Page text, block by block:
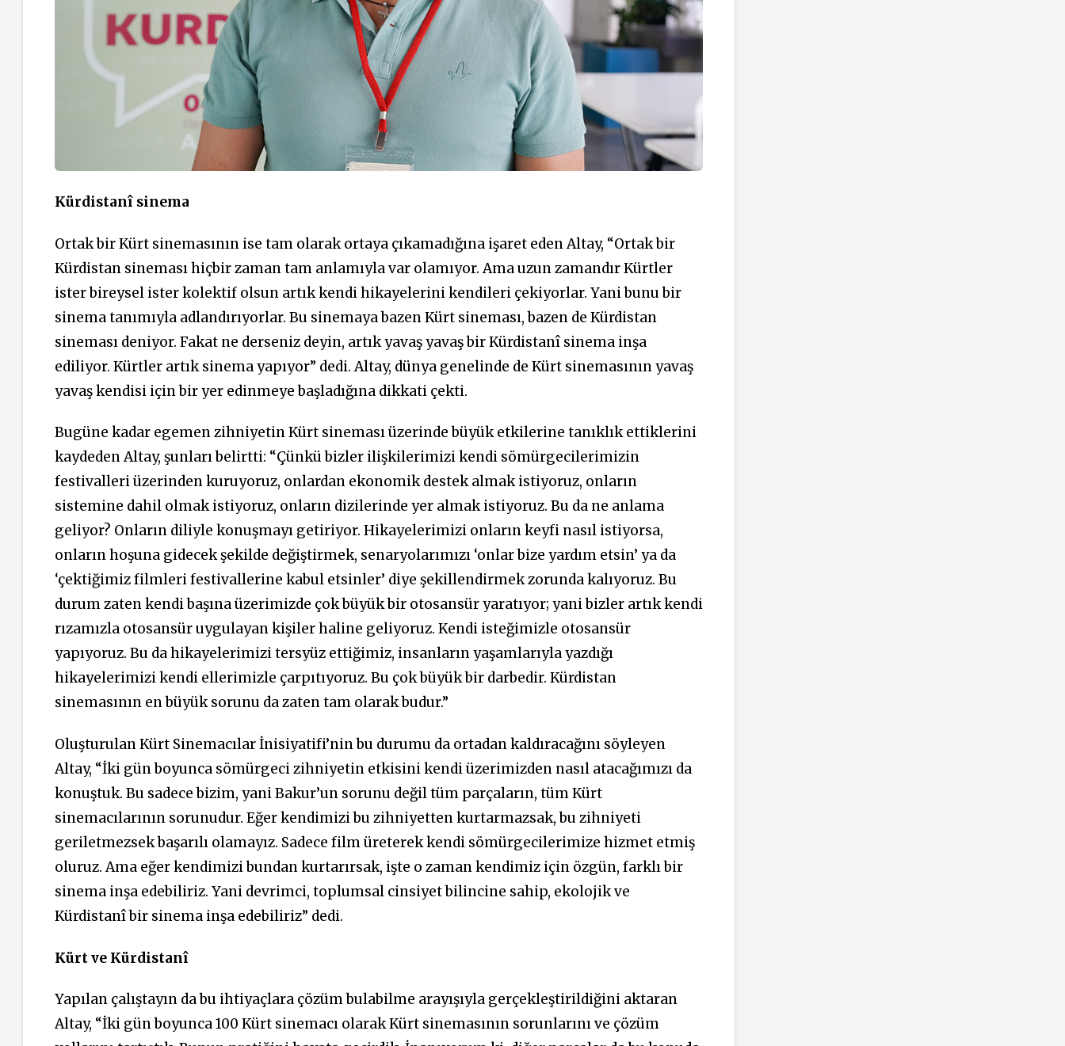
Kürdistanî sinema
Ortak bir Kürt sinemasının ise tam olarak ortaya çıkamadığına işaret eden Altay, “Ortak bir
Kürdistan sineması hiçbir zaman tam anlamıyla var olamıyor. Ama uzun zamandır Kürtler
ister bireysel ister kolektif olsun artık kendi hikayelerini kendileri çekiyorlar. Yani bunu bir
sinema tanımıyla adlandırıyorlar. Bu sinemaya bazen Kürt sineması, bazen de Kürdistan
sineması deniyor. Fakat ne derseniz deyin, artık yavaş yavaş birKürdistanî sinema inşa
ediliyor. Kürtler artık sinema yapıyor” dedi. Altay, dünya genelinde de Kürt sinemasının yavaş
yavaş kendisi için bir yer edinmeye başladığına dikkati çekti.
Bugüne kadar egemen zihniyetin Kürt sineması üzerinde büyük etkilerine tanıklık ettiklerini
kaydeden Altay, şunları belirtti: “Çünkü bizler ilişkilerimizi kendi sömürgecilerimizin
festivalleri üzerinden kuruyoruz, onlardan ekonomik destek almak istiyoruz, onların
sistemine dahil olmak istiyoruz, onların dizilerinde yer almak istiyoruz. Bu da ne anlama
geliyor? Onların diliyle konuşmayı getiriyor. Hikayelerimizi onların keyfi nasıl istiyorsa,
onların hoşuna gidecek şekilde değiştirmek, senaryolarımızı ‘onlar bize yardım etsin’ ya da
‘çektiğimiz filmleri festivallerine kabul etsinler’ diye şekillendirmek zorunda kalıyoruz. Bu
durum zaten kendi başına üzerimizde çok büyük bir otosansür yaratıyor; yani bizler artık kendi
rızamızla otosansür uygulayan kişiler haline geliyoruz. Kendi isteğimizle otosansür
yapıyoruz. Bu da hikayelerimizi tersyüz ettiğimiz, insanların yaşamlarıyla yazdığı
hikayelerimizi kendi ellerimizle çarpıtıyoruz. Bu çok büyük bir darbedir. Kürdistan
sinemasının en büyük sorunu da zaten tam olarak budur.”
Oluşturulan Kürt Sinemacılar İnisiyatifi’nin bu durumu da ortadan kaldıracağını söyleyen
Altay, “İki gün boyunca sömürgeci zihniyetin etkisini kendi üzerimizden nasıl atacağımızı da
konuştuk. Bu sadece bizim, yani Bakur’un sorunu değil tüm parçaların, tüm Kürt
sinemacılarının sorunudur. Eğer kendimizi bu zihniyetten kurtarmazsak, bu zihniyeti
geriletmezsek başarılı olamayız. Sadece film üreterek kendi sömürgecilerimize hizmet etmiş
oluruz. Ama eğer kendimizi bundan kurtarırsak, işte o zaman kendimiz için özgün, farklı bir
sinema inşa edebiliriz. Yani devrimci, toplumsal cinsiyet bilincine sahip, ekolojik ve
Kürdistanîbir sinema inşa edebiliriz” dedi.
Kürt ve Kürdistanî
Yapılan çalıştayın da bu ihtiyaçlara çözüm bulabilme arayışıyla gerçekleştirildiğini aktaran
Altay, “İki gün boyunca 100 Kürt sinemacı olarak Kürt sinemasının sorunlarını ve çözüm